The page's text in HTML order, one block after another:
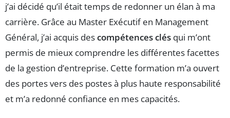
j’ai décidé qu’il était temps de redonner un élan à ma
carrière. Grâce au Master Exécutif en Management
Général, j’ai acquis descompétences clés qui m’ont
permis de mieux comprendre les différentes facettes
de la gestion d’entreprise. Cette formation m’a ouvert
des portes vers des postes à plus haute responsabilité
et m’a redonné confiance en mes capacités.